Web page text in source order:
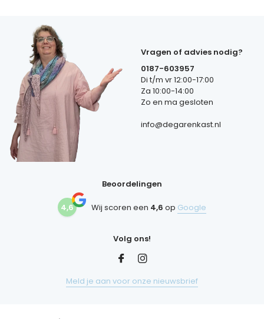
Vragen of advies nodig?
0187-603957
Di t/m vr 12:00-17:00
Za 10:00-14:00
Zo en ma gesloten
info@degarenkast.nl
Beoordelingen
4,6 Wij scoren een 4,6 op Google
Volg ons!
Meld je aan voor onze nieuwsbrief